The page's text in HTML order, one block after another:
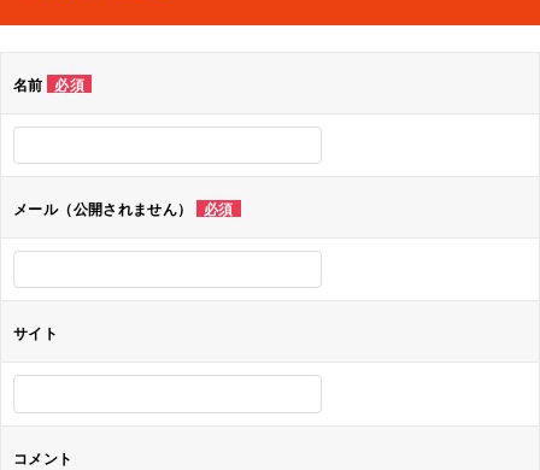
ビ
シ
ョ
ン
名前 必須
メール（公開されません） 必須
サイト
コメント